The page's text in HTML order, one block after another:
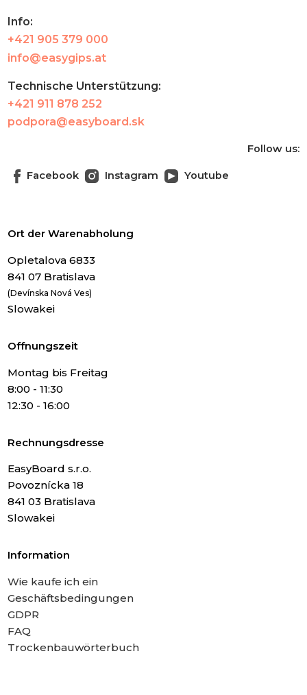
Info:
+421 905 379 000
info@easygips.at
Technische Unterstützung:
+421 911 878 252
podpora@easyboard.sk
Follow us:
Facebook Instagram Youtube
Ort der Warenabholung
Opletalova 6833
841 07 Bratislava
(Devínska Nová Ves)
Slowakei
Offnungszeit
Montag bis Freitag
8:00 - 11:30
12:30 - 16:00
Rechnungsdresse
EasyBoard s.r.o.
Povoznícka 18
841 03 Bratislava
Slowakei
Information
Wie kaufe ich ein
Geschäftsbedingungen
GDPR
FAQ
Trockenbauwörterbuch